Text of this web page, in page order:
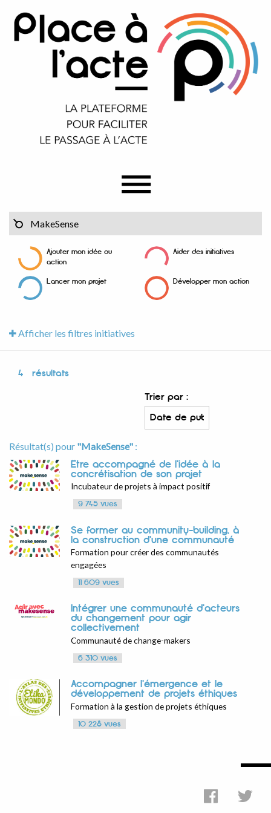
Ajouter mon idée ou
action
Aider des initiatives
Lancer mon projet Développer mon action
Afficher les filtres initiatives
4 résultats
Trier par :
Résultat(s) pour "MakeSense" :
Être accompagné de l'idée à la
concrétisation de son projet
Incubateur de projets à impact positif
9 745 vues
Se former au community-building, à
la construction d'une communauté
Formation pour créer des communautés
engagées
11 609 vues
Intégrer une communauté d'acteurs
du changement pour agir
collectivement
Communauté de change-makers
6 310 vues
Accompagner l'émergence et le
développement de projets éthiques
Formation à la gestion de projets éthiques
10 228 vues